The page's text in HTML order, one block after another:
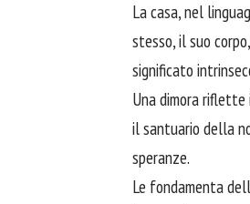
La casa, nel
stesso, il suo
significato
Una dimora
il santuario della
speranze.
Le fondamenta